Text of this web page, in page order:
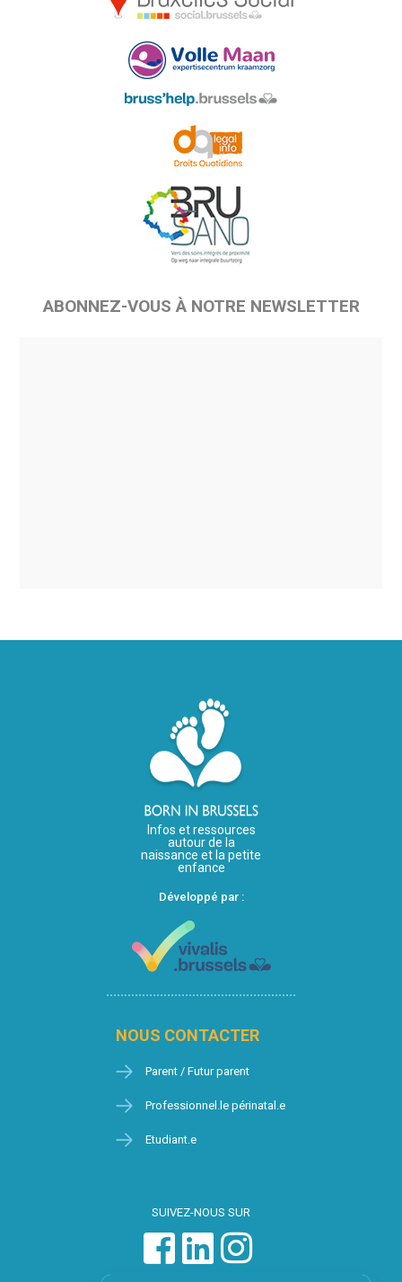
ABONNEZ-VOUS À NOTRE NEWSLETTER
Infos et ressources
autour de la
naissance et la petite
enfance
Développé par :
NOUS CONTACTER
Parent / Futur parent
Professionnel.le périnatal.e
Etudiant.e
SUIVEZ-NOUS SUR